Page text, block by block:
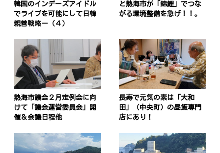
韓国のインデーズアイドル
でライブを可能にして日韓
親善戦略ー（４）
と熱海市が「錦鯉」でつな
がる環境整備を急げ！！。
熱海市議会２月定例会に向
けて「議会運営委員会」開
催＆会議日程他
長寿で元気の素は「大和
田」（中央町）の昼飯専門
店にあり！